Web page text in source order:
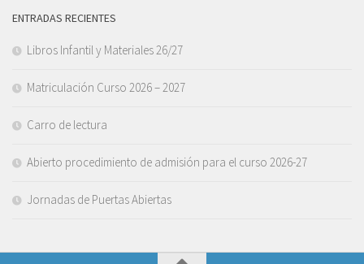
ENTRADAS RECIENTES
Libros Infantil y Materiales 26/27
Matriculación Curso 2026 – 2027
Carro de lectura
Abierto procedimiento de admisión para el curso 2026-27
Jornadas de Puertas Abiertas